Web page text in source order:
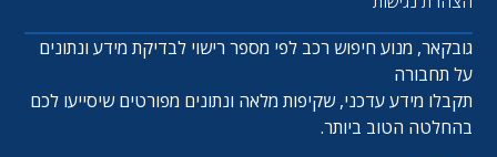
גובקאר, מנוע חיפוש רכב לפי מספר רישוי לבדיקת מידע ונתונים
על תחבורה
תקבלו מידע עדכני, שקיפות מלאה ונתונים מפורטים שיסייעו לכם
בהחלטה הטוב ביותר.